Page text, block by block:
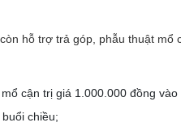
hỗ trợ trả góp, phẫu thuật mổ
cận trị giá 1.000.000 đồng
chiều;